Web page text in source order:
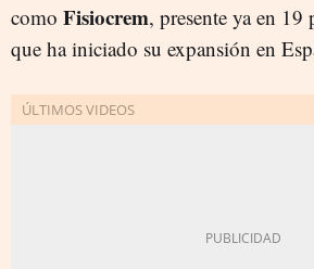
como Fisiocrem, presente ya en 19
que ha iniciado su expansión en